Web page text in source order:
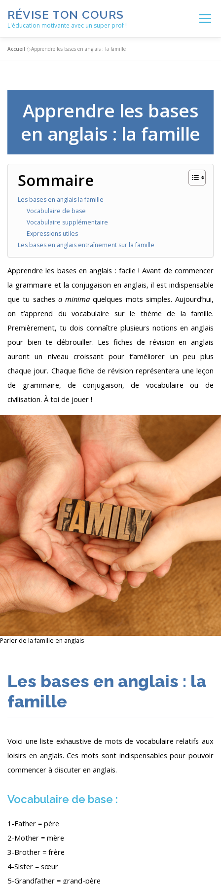
contenu
RÉVISE TON COURS
L'éducation motivante avec un super prof !
Menu
NOS SERVICES AUTRES RESSOURCES
Accueil »Apprendre les bases en anglais : la famille
Apprendre les bases
en anglais : la famille
Sommaire
Les bases en anglais la famille
Vocabulaire de base
Vocabulaire supplémentaire
Expressions utiles
Les bases en anglais entraînement sur la famille
Apprendre les bases en anglais : facile ! Avant de commencer
la grammaire et la conjugaison en anglais, il est indispensable
que tu saches a minimaquelques mots simples. Aujourd’hui,
on t’apprend du vocabulaire sur le thème de la famille.
Premièrement, tu dois connaître plusieurs notions en anglais
pour bien te débrouiller. Les fiches de révision en anglais
auront un niveau croissant pour t’améliorer un peu plus
chaque jour. Chaque fiche de révision représentera une leçon
de grammaire, de conjugaison, de vocabulaire ou de
civilisation. À toi de jouer !
Parler de la famille en anglais
Les bases en anglais : la
famille
Voici une liste exhaustive de mots de vocabulaire relatifs aux
loisirs en anglais. Ces mots sont indispensables pour pouvoir
commencer à discuter en anglais.
Vocabulaire de base :
1-Father = père
2-Mother = mère
3-Brother = frère
4-Sister = sœur
5-Grandfather = grand-père